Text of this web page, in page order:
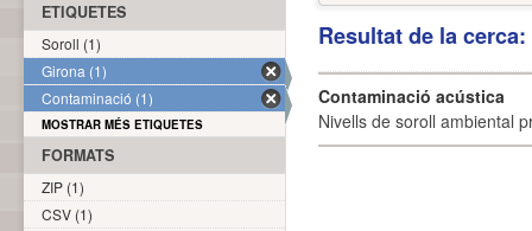
Resultat de la
Contaminació acústica
Nivells de soroll ambiental
ETIQUETES
Soroll (1)
Girona (1)
Contaminació (1)
MOSTRAR MÉS ETIQUETES
FORMATS
ZIP (1)
CSV (1)